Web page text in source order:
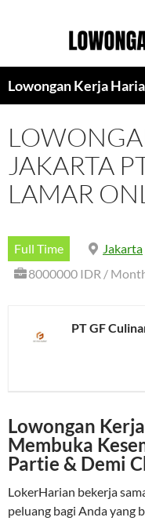
Lowongan Kerja
JAKARTA
LAMAR
Full Time Jakarta
8000000 IDR /
PT GF
Lowongan
Membuka
Partie & Demi
LokerHarian bekerja
peluang bagi Anda yang